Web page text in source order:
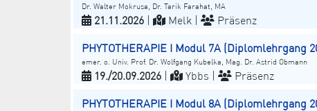
Dr. Walter Mokrusa, Dr. Tarik Farahat, MA
21.11.2026 | Melk | Präsenz
PHYTOTHERAPIE I Modul 7A (Diplomlehrgang
emer. o. Univ. Prof. Dr. Wolfgang Kubelka, Mag. Dr. Astrid Obmann
19./20.09.2026 | Ybbs | Präsenz
PHYTOTHERAPIE I Modul 8A (Diplomlehrgang